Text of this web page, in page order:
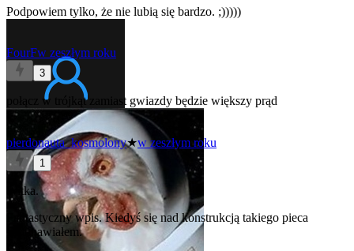
Podpowiem tylko, że nie lubią się bardzo. ;)))))
FourFw zeszłym roku
3
połącz w trójkąt zamiast gwiazdy będzie większy prąd
pierdonauta_kosmolony★w zeszłym roku
1
Witka.
Fantastyczny wpis. Kiedyś się nad konstrukcją takiego pieca
zastanawiałem.